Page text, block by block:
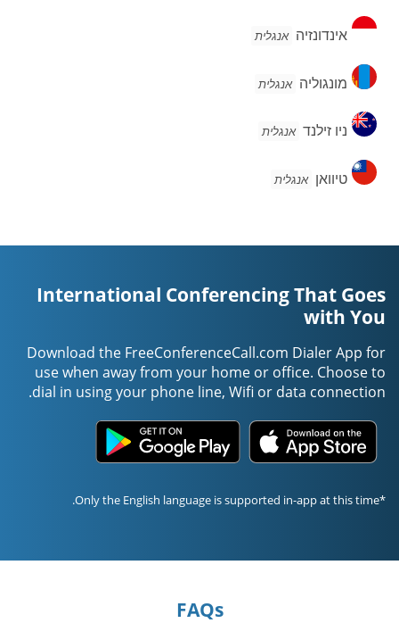
אינדונזיה
אינדונזיה אנגלית
מונגוליה
מונגוליה אנגלית
ניו
זילנד
ניו זילנד אנגלית
טיוואן
טיוואן אנגלית
International Conferencing That Goes
with You
Download the FreeConferenceCall.com Dialer App for
use when away from your home or office. Choose to
dial in using your phone line, Wifi or data connection.
*Only the English language is supported in-app at this time.
FAQs